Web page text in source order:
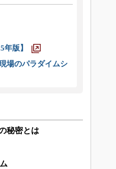
版】
場のパラダイムシ
秘密とは